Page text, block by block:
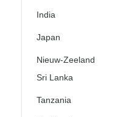
India
Japan
Nieuw-Zeeland
Sri Lanka
Tanzania